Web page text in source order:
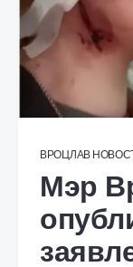
ВРОЦЛАВ
Мэр